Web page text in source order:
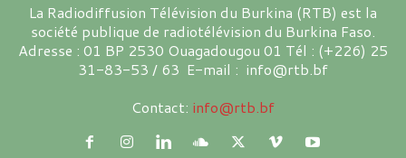
La Radiodiffusion Télévision du Burkina (RTB) est la
société publique de radiotélévision du Burkina Faso.
Adresse : 01 BP 2530 Ouagadougou 01 Tél : (+226) 25
31-83-53 / 63 E-mail : info@rtb.bf
Contact: info@rtb.bf